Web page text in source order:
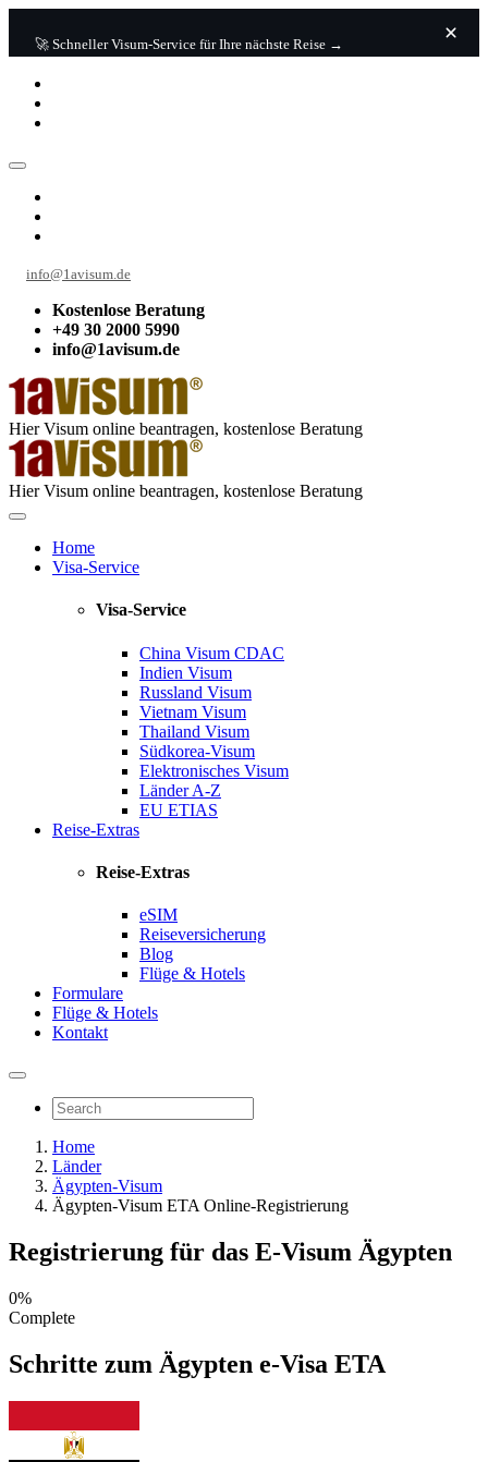
🚀 Schneller Visum-Service für Ihre nächste Reise →
info@1avisum.de
Kostenlose Beratung
+49 30 2000 5990
info@1avisum.de
Hier Visum online beantragen, kostenlose Beratung
Hier Visum online beantragen, kostenlose Beratung
Home
Visa-Service
Visa-Service
China Visum CDAC
Indien Visum
Russland Visum
Vietnam Visum
Thailand Visum
Südkorea-Visum
Elektronisches Visum
Länder A-Z
EU ETIAS
Reise-Extras
Reise-Extras
eSIM
Reiseversicherung
Blog
Flüge & Hotels
Formulare
Flüge & Hotels
Kontakt
Home
Länder
Ägypten-Visum
Ägypten-Visum ETA Online-Registrierung
Registrierung für das E-Visum Ägypten
0%
Complete
Schritte zum Ägypten e-Visa ETA